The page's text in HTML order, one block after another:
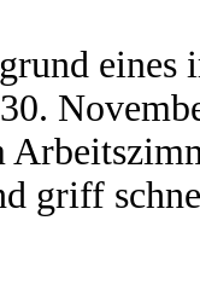
eines
griff